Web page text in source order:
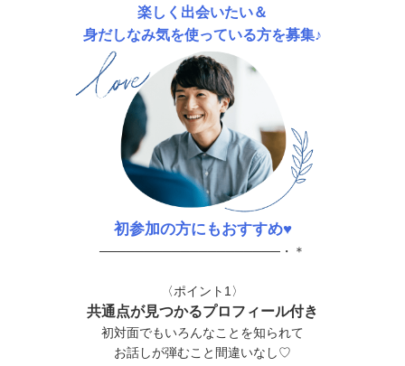
楽しく出会いたい＆
身だしなみ気を使っている方を募集♪
初参加の方にもおすすめ♥
────────────────────・＊
〈ポイント1〉
共通点が見つかるプロフィール付き
初対面でもいろんなことを知られて
お話しが弾むこと間違いなし♡